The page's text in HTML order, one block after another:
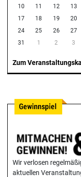
10
11 12 13
17
18 19 20
24
25 26 27
31
1 2 3
Zum
Wir verlosen
aktuellen